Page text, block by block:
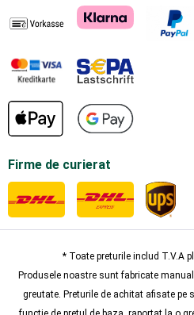
Firme de curierat
* Toate preturile includ T.V.A
Produsele noastre sunt fabricate
greutate. Preturile de achitat afisate pe